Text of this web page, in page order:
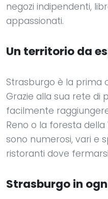
negozi indipendenti,
appassionati.
Un territorio da
Strasburgo è la prima
Grazie alla sua rete di
facilmente
Reno o la foresta della
sono numerosi, vari e
ristoranti dove
Strasburgo in